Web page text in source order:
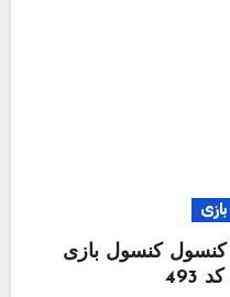
کنسول بازی